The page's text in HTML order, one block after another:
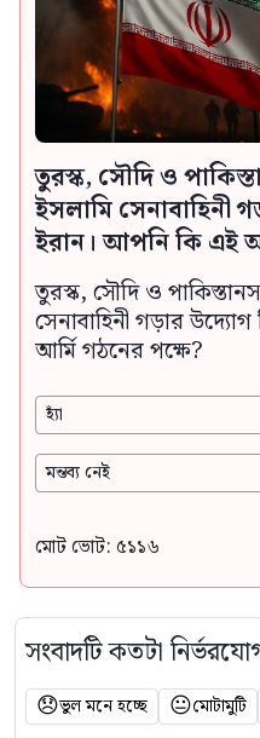
তুরস্ক, সৌদি ও
ইসলামি সেনাবাহিনী
ইরান। আপনি কি এই
তুরস্ক, সৌদি ও
সেনাবাহিনী গড়ার
আর্মি গঠনের পক্ষে?
হ্যাঁ
মন্তব্য নেই
মোট ভোট: ৫১১৬
সংবাদটি কতটা
😞ভুল মনে হচ্ছে 😐মোটামুটি